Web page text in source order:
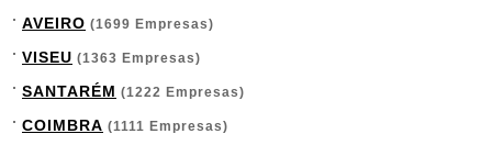
AVEIRO (1699 Empresas)
VISEU (1363 Empresas)
SANTARÉM (1222 Empresas)
COIMBRA (1111 Empresas)